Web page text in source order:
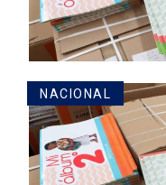
NACIONAL